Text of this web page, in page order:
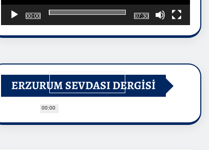
00:00
00:00
07:30
ERZURUM SEVDASI DERGİSİ